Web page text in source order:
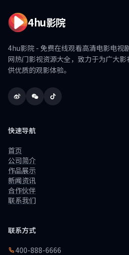
4hu影院
4hu影院 - 免费在线观看高清电影电视
网热门影视资源大全，致力于为广大影
供优质的观影体验。
快速导航
首页
公司简介
作品展示
新闻资讯
合作伙伴
联系我们
联系方式
400-888-6666